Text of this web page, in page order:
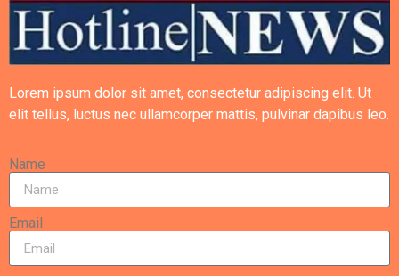
Lorem ipsum dolor sit amet, consectetur adipiscing elit. Ut
elit tellus, luctus nec ullamcorper mattis, pulvinar dapibus leo.
Name
Email